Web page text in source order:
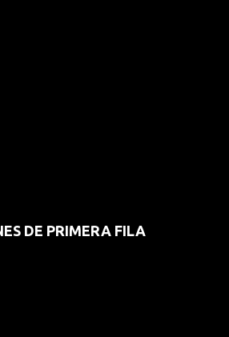
DE PRIMERA FILA